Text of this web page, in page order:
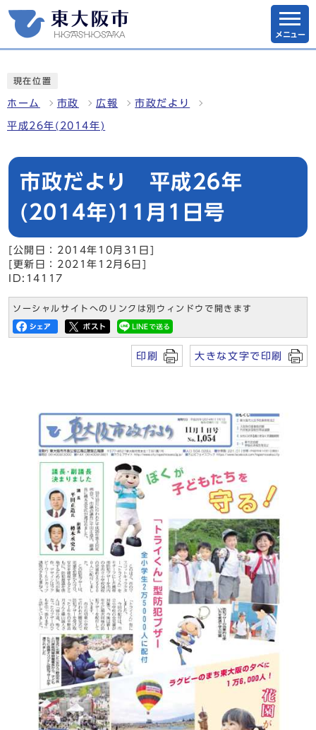
メニュー
現在位置
ホーム 市政 広報 市政だより
平成26年(2014年)
市政だより 平成26年
(2014年)11月1日号
[公開日：2014年10月31日]
[更新日：2021年12月6日]
ID:14117
ソーシャルサイトへのリンクは別ウィンドウで開きます
印刷 大きな文字で印刷